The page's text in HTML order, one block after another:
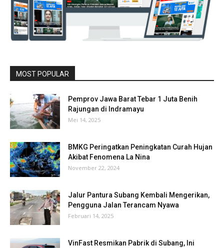
MOST POPULAR
Pemprov Jawa Barat Tebar 1 Juta Benih
Rajungan di Indramayu
Mei 14, 2025
BMKG Peringatkan Peningkatan Curah Hujan
Akibat Fenomena La Nina
November 22, 2024
Jalur Pantura Subang Kembali Mengerikan,
Pengguna Jalan Terancam Nyawa
Februari 14, 2025
VinFast Resmikan Pabrik di Subang, Ini